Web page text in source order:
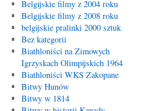
Belgijskie filmy z 2004 roku
Belgijskie filmy z 2008 roku
belgijskie pralinki 2000 sztuk
Bez kategorii
Biathloniści na Zimowych
Igrzyskach Olimpijskich 1964
Biathloniści WKS Zakopane
Bitwy Hunów
Bitwy w 1814